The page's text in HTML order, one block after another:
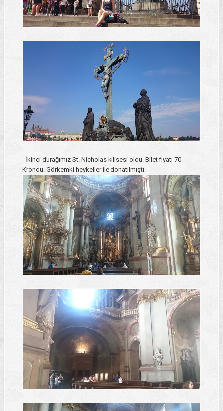
İkinci durağımız St. Nicholas kilisesi oldu. Bilet fiyatı 70
Krondu. Görkemki heykeller ile donatılmıştı.